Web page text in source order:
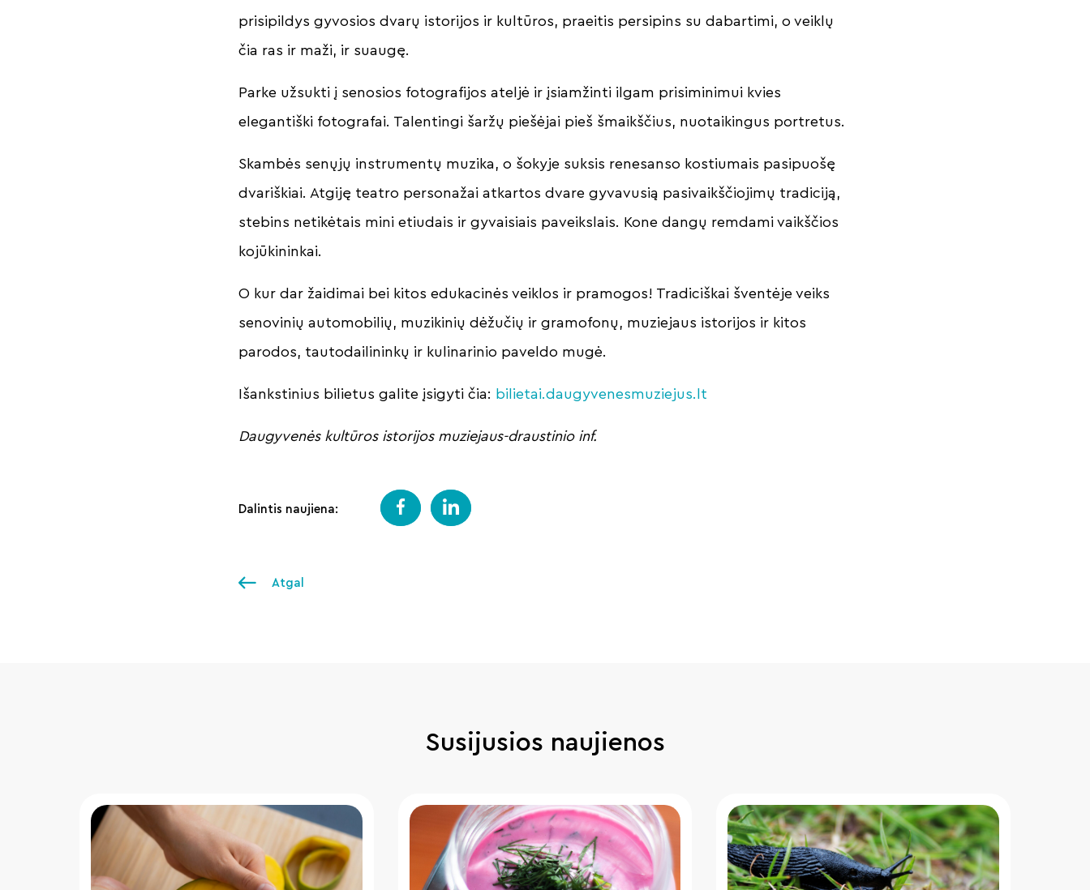
prisipildys gyvosios dvarų istorijos ir kultūros, praeitis persipins su dabartimi, o veiklų
čia ras ir maži, ir suaugę.
Parke užsukti į senosios fotografijos ateljė ir įsiamžinti ilgam prisiminimui kvies
elegantiški fotografai. Talentingi šaržų piešėjai pieš šmaikščius, nuotaikingus portretus.
Skambės senųjų instrumentų muzika, o šokyje suksis renesanso kostiumais pasipuošę
dvariškiai. Atgiję teatro personažai atkartos dvare gyvavusią pasivaikščiojimų tradiciją,
stebins netikėtais mini etiudais ir gyvaisiais paveikslais. Kone dangų remdami vaikščios
kojūkininkai.
O kur dar žaidimai bei kitos edukacinės veiklos ir pramogos! Tradiciškai šventėje veiks
senovinių automobilių, muzikinių dėžučių ir gramofonų, muziejaus istorijos ir kitos
parodos, tautodailininkų ir kulinarinio paveldo mugė.
Išankstinius bilietus galite įsigyti čia: bilietai.daugyvenesmuziejus.lt
Daugyvenės kultūros istorijos muziejaus-draustinio inf.
Dalintis naujiena:
Atgal
Susijusios naujienos